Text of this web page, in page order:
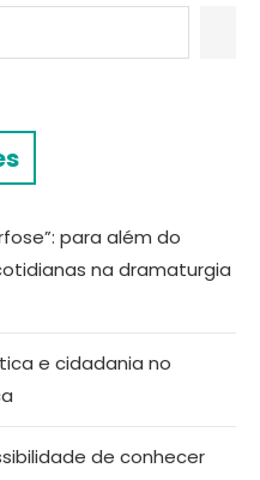
para além do
na dramaturgia
e cidadania no
de conhecer